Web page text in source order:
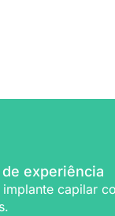
experiência
implante capilar